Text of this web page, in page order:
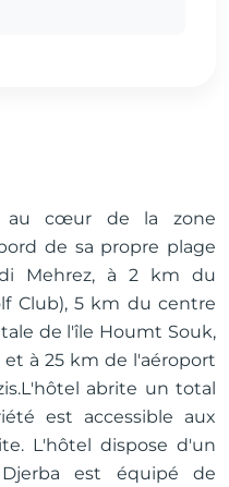
au cœur de la zone
de sa propre plage
Mehrez, à 2 km du
Club), 5 km du centre
de l'île Houmt Souk,
à 25 km de l'aéroport
abrite un total
est accessible aux
L'hôtel dispose d'un
est équipé de